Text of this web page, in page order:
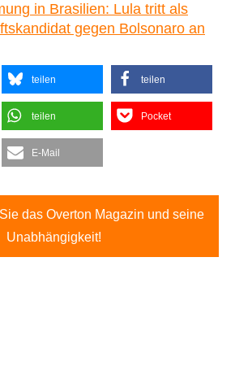
in Brasilien: Lula tritt als
gegen Bolsonaro an
teilen teilen
teilen Pocket
E-Mail
das Overton Magazin und seine
Unabhängigkeit!